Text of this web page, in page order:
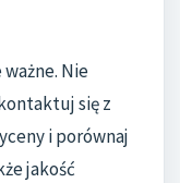
Nie
się z
i porównaj
jakość